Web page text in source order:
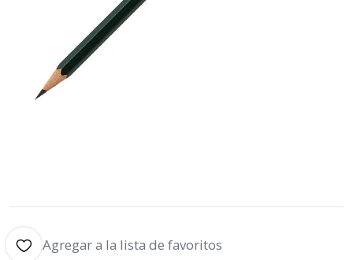
Agregar a la lista de favoritos